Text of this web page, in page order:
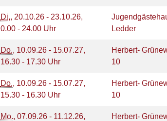
Di., 20.10.26 - 23.10.26,
0.00 - 24.00 Uhr
Ledder
Do., 10.09.26 - 15.07.27,
16.30 - 17.30 Uhr
Herbert-
10
Do., 10.09.26 - 15.07.27,
15.30 - 16.30 Uhr
Herbert-
10
Mo., 07.09.26 - 11.12.26,
Herbert-